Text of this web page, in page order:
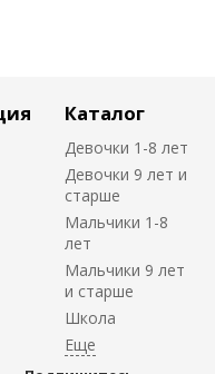
Каталог
Девочки 1-8 лет
Девочки 9 лет и
старше
Мальчики 1-8
лет
Мальчики 9 лет
и старше
Школа